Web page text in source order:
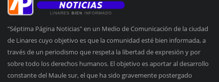
"Séptima Página Noticias" en un Medio de Comunicación de la ciudad
de Linares cuyo objetivo es que la comunidad esté bien informada, a
través de un periodismo que respeta la libertad de expresión y por
sobre todo los derechos humanos. El objetivo es aportar al desarrollo
constante del Maule sur, el que ha sido gravemente postergado